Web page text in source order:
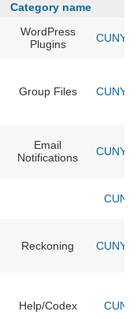
Category name
WordPress
Plugins
CUNY
Group Files CUNY
Email
Notifications
CUNY
Reckoning CUNY
Help/Codex